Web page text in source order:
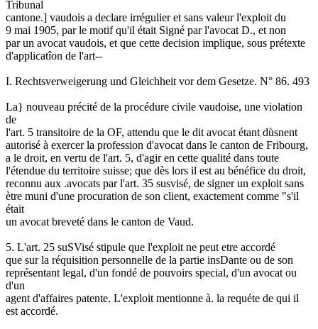
Tribunal
cantone.] vaudois a declare irrégulier et sans valeur l'exploit du
9 mai 1905, par le motif qu'il était Signé par l'avocat D., et non
par un avocat vaudois, et que cette decision implique, sous prétexte
d'applicatîon de l'art--
I. Rechtsverweigerung und Gleichheit vor dem Gesetze. N° 86. 493
La} nouveau précité de la procédure civile vaudoise, une violation
de
l'art. 5 transitoire de la OF, attendu que le dit avocat étant dùsnent
autorisé à exercer la profession d'avocat dans le canton de Fribourg,
a le droit, en vertu de l'art. 5, d'agir en cette qualité dans toute
l'étendue du territoire suisse; que dès lors il est au bénéfice du droit,
reconnu aux .avocats par l'art. 35 susvisé, de signer un exploit sans
ètre muni d'une procuration de son client, exactement comme "s'il
était
un avocat breveté dans le canton de Vaud.
5. L'art. 25 suSVisé stipule que l'exploit ne peut etre accordé
que sur la réquisition personnelle de la partie insDante ou de son
représentant legal, d'un fondé de pouvoirs special, d'un avocat ou
d'un
agent d'affaires patente. L'exploit mentionne à. la requéte de qui il
est accordé.